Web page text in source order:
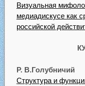
Визуальная
медиадискусе как
российской
Р. В.Голубничий
Структура и